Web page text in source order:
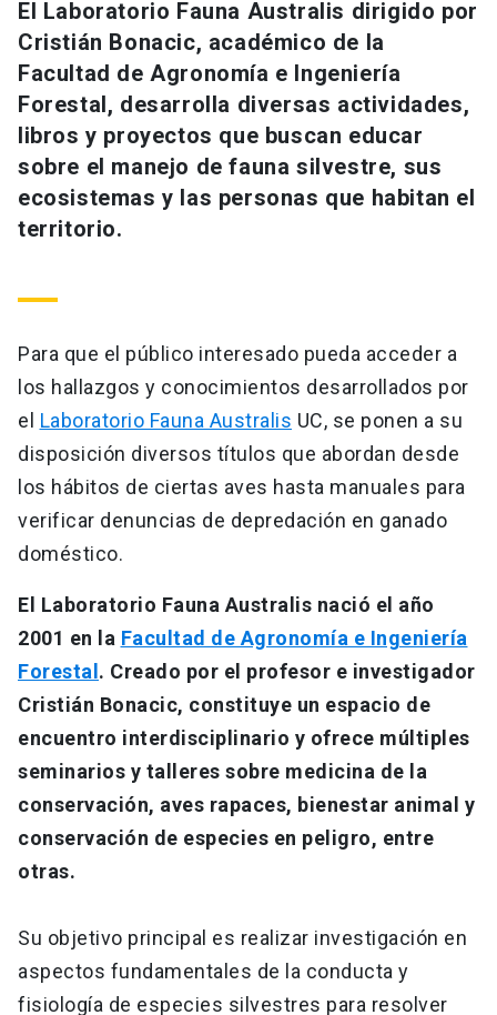
El Laboratorio Fauna Australis dirigido por
Cristián Bonacic, académico de la
Facultad de Agronomía e Ingeniería
Forestal, desarrolla diversas actividades,
libros y proyectos que buscan educar
sobre el manejo de fauna silvestre, sus
ecosistemas y las personas que habitan el
territorio.
Para que el público interesado pueda acceder a
los hallazgos y conocimientos desarrollados por
el Laboratorio Fauna Australis UC, se ponen a su
disposición diversos títulos que abordan desde
los hábitos de ciertas aves hasta manuales para
verificar denuncias de depredación en ganado
doméstico.
El Laboratorio Fauna Australis nació el año
2001 en la Facultad de Agronomía e Ingeniería
Forestal . Creado por el profesor e investigador
Cristián Bonacic, constituye un espacio de
encuentro interdisciplinario y ofrece múltiples
seminarios y talleres sobre medicina de la
conservación, aves rapaces, bienestar animal y
conservación de especies en peligro, entre
otras.
Su objetivo principal es realizar investigación en
aspectos fundamentales de la conducta y
fisiología de especies silvestres para resolver